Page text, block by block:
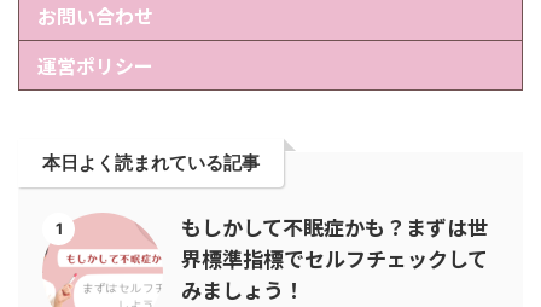
お問い合わせ
運営ポリシー
本日よく読まれている記事
1
もしかして不眠症かも？まずは世
界標準指標でセルフチェックして
みましょう！